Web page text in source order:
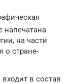
напечатана
на части
о стране-
в состав